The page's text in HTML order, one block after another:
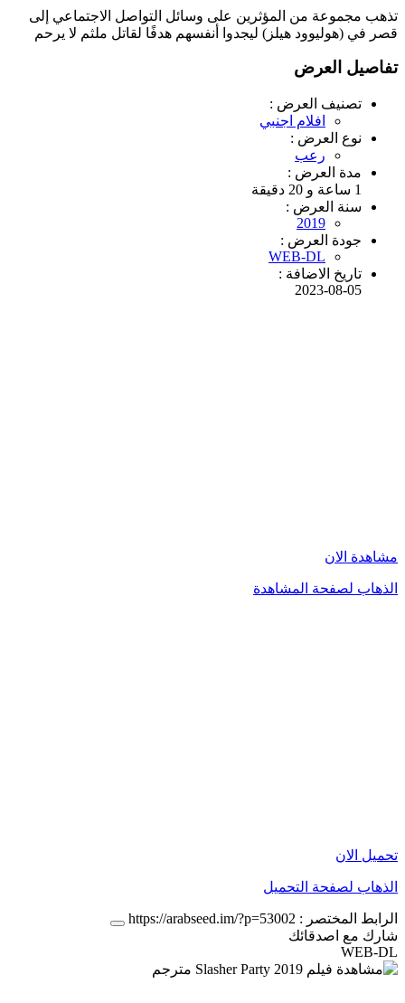
تذهب مجموعة من المؤثرين على وسائل التواصل الاجتماعي إلى
قصر في (هوليوود هيلز) ليجدوا أنفسهم هدفًا لقاتل ملثم لا يرحم
تفاصيل العرض
تصنيف العرض :
افلام اجنبي
نوع العرض :
رعب
مدة العرض :
1 ساعة و 20 دقيقة
سنة العرض :
2019
جودة العرض :
WEB-DL
تاريخ الاضافة :
2023-08-05
مشاهدة الان
الذهاب لصفحة المشاهدة
تحميل الان
الذهاب لصفحة التحميل
الرابط المختصر : https://arabseed.im/?p=53002
شارك مع اصدقائك
WEB-DL